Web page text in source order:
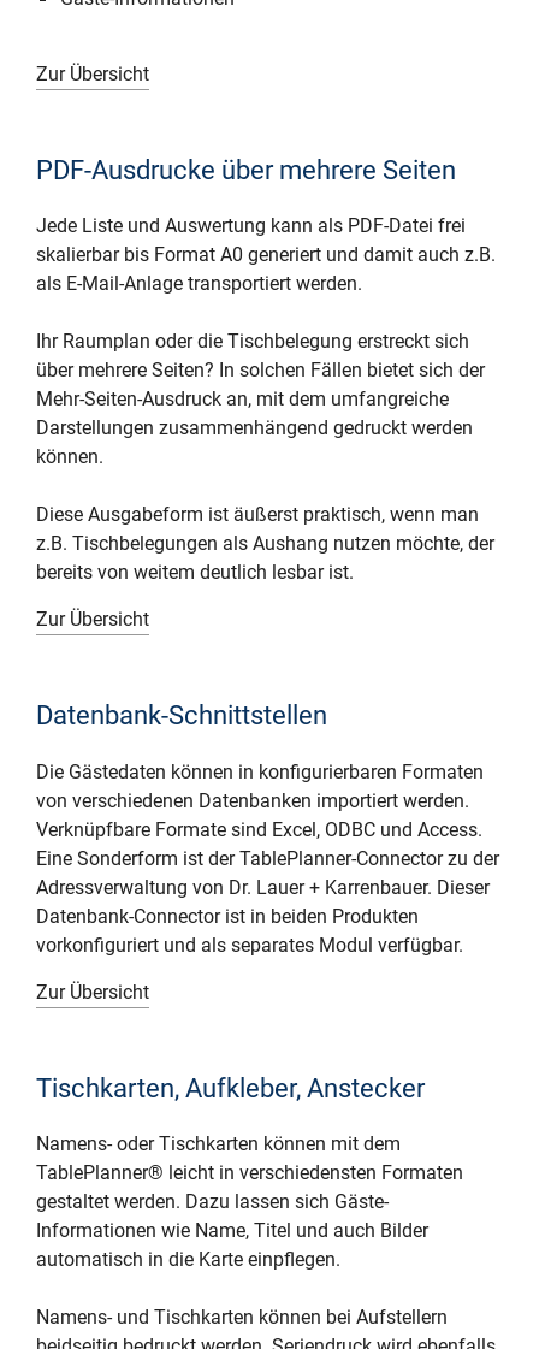
Zur Übersicht
PDF-Ausdrucke über mehrere Seiten
Jede Liste und Auswertung kann als PDF-Datei frei
skalierbar bis Format A0 generiert und damit auch z.B.
als E-Mail-Anlage transportiert werden.
Ihr Raumplan oder die Tischbelegung erstreckt sich
über mehrere Seiten? In solchen Fällen bietet sich der
Mehr-Seiten-Ausdruck an, mit dem umfangreiche
Darstellungen zusammenhängend gedruckt werden
können.
Diese Ausgabeform ist äußerst praktisch, wenn man
z.B. Tischbelegungen als Aushang nutzen möchte, der
bereits von weitem deutlich lesbar ist.
Zur Übersicht
Datenbank-Schnittstellen
Die Gästedaten können in konfigurierbaren Formaten
von verschiedenen Datenbanken importiert werden.
Verknüpfbare Formate sind Excel, ODBC und Access.
Eine Sonderform ist der TablePlanner-Connector zu der
Adressverwaltung von Dr. Lauer + Karrenbauer. Dieser
Datenbank-Connector ist in beiden Produkten
vorkonfiguriert und als separates Modul verfügbar.
Zur Übersicht
Tischkarten, Aufkleber, Anstecker
Namens- oder Tischkarten können mit dem
TablePlanner® leicht in verschiedensten Formaten
gestaltet werden. Dazu lassen sich Gäste-
Informationen wie Name, Titel und auch Bilder
automatisch in die Karte einpflegen.
Namens- und Tischkarten können bei Aufstellern